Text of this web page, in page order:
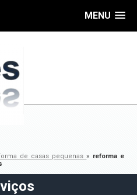
MENU
de casas pequenas» reforma e